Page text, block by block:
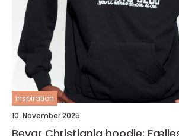
inspiration
10. November 2025